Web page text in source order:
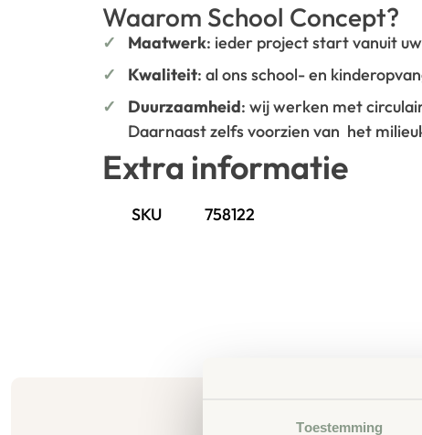
Toestemming
Waarom School Concept?
Maatwerk: ieder project start vanuit
Kwaliteit: al ons school- en
Duurzaamheid: wij werken met
Daarnaast zelfs voorzien van het
Extra informatie
SKU 758122